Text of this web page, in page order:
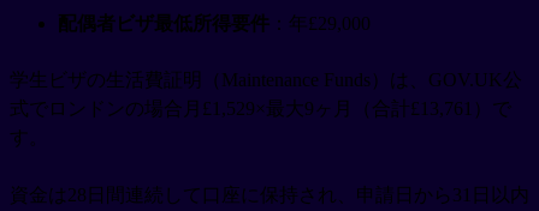
配偶者ビザ最低所得要件 ：年£29,000
学生ビザの生活費証明（Maintenance Funds）は、GOV.UK公
式でロンドンの場合月£1,529×最大9ヶ月（合計£13,761）で
す。
資金は28日間連続して口座に保持され、申請日から31日以内